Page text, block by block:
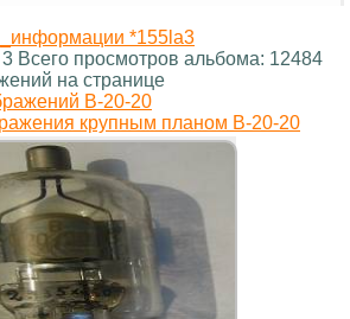
*155la3
Всего просмотров альбома: 12484
на странице
В-20-20
крупным планом В-20-20